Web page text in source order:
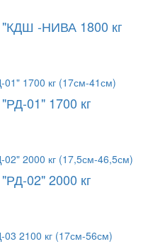
"КДШ -НИВА 1800 кг
01" 1700 кг
02" 2000 кг